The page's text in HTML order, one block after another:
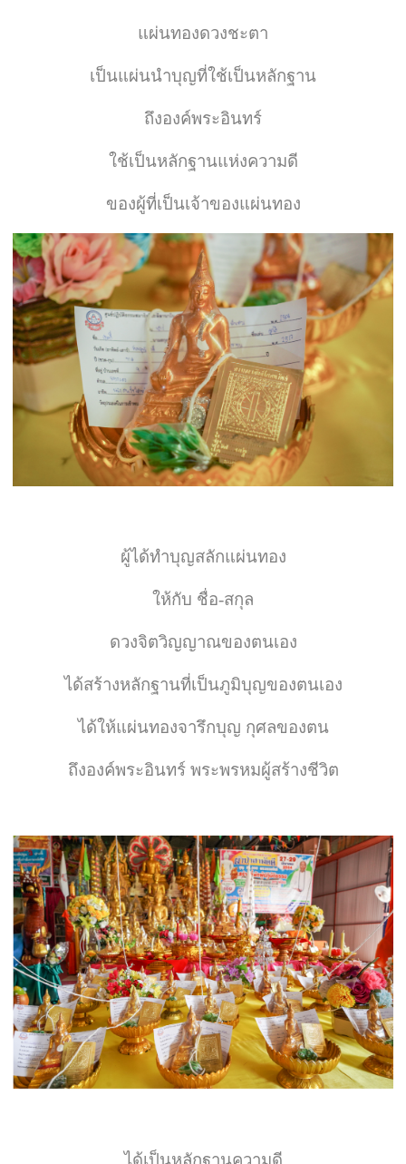
แผ่นทองดวงชะตา
เป็นแผ่นนำบุญที่ใช้เป็นหลักฐาน
ถึงองค์พระอินทร์
ใช้เป็นหลักฐานแห่งความดี
ของผู้ที่เป็นเจ้าของแผ่นทอง
ผู้ได้ทำบุญสลักแผ่นทอง
ให้กับ ชื่อ-สกุล
ดวงจิตวิญญาณของตนเอง
ได้สร้างหลักฐานที่เป็นภูมิบุญของตนเอง
ได้ให้แผ่นทองจารึกบุญ กุศลของตน
ถึงองค์พระอินทร์ พระพรหมผู้สร้างชีวิต
ได้เป็นหลักฐานความดี